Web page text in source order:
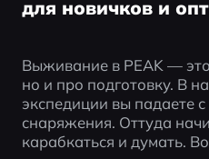
для новичков и
Выживание в PEAK —
но и про подготовку. В
экспедиции вы падаете
снаряжения. Оттуда
карабкаться и думать.